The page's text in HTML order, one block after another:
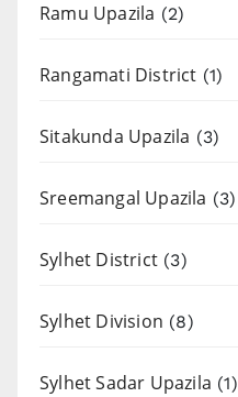
Ramu Upazila (2)
Rangamati District (1)
Sitakunda Upazila (3)
Sreemangal Upazila (3)
Sylhet District (3)
Sylhet Division (8)
Sylhet Sadar Upazila (1)